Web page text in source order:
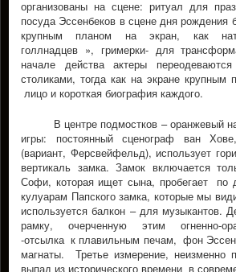
организованы на сцене: ритуал для
посуда Эссенбеков в сцене дня рождения
крупным планом на экран, как
голлнадцев », гримерки- для
начале действа актеры
столиками, тогда как на экране крупным
лицо и короткая биография каждого.
В центре подмостков – оранжевый
игры: постоянный сценограф ван
(вариант, Ферсвейфельд), использует
вертикаль замка. Замок включается
Софи, которая ищет сына, пробегает по
кулуарам Папского замка, которые мы
используется балкон – для музыкантов.
рамку, очерченную этим огненно-
-отсылка к плавильным печам, фон
магнаты. Третье измерение, неизменно
выпад из исторического времени в